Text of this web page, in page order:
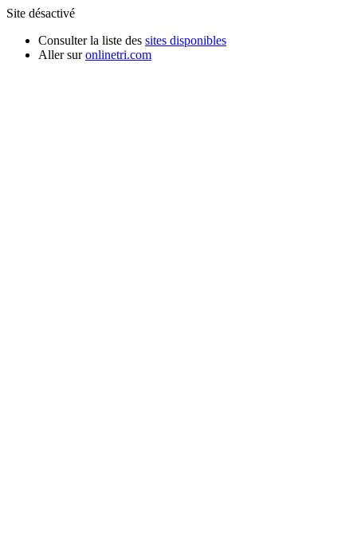
Site désactivé
Consulter la liste des sites disponibles
Aller suronlinetri.com